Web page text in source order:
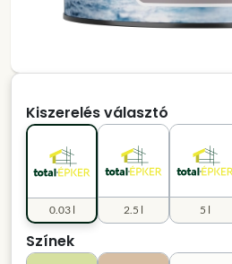
Kiszerelés választó
0.03 l 2.5 l 5 l
Színek